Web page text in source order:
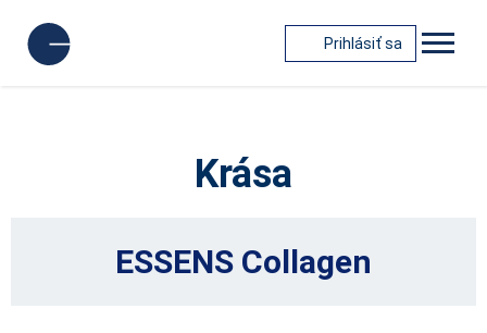
Prihlásiť sa
Krása
ESSENS Collagen